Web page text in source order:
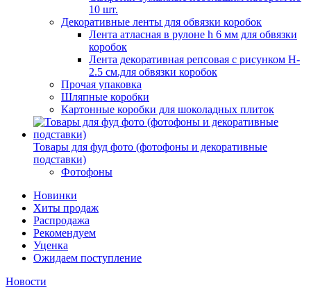
10 шт.
Декоративные ленты для обвязки коробок
Лента атласная в рулоне h 6 мм для обвязки
коробок
Лента декоративная репсовая с рисунком H-
2.5 см.для обвязки коробок
Прочая упаковка
Шляпные коробки
Картонные коробки для шоколадных плиток
Товары для фуд фото (фотофоны и декоративные
подставки)
Фотофоны
Новинки
Хиты продаж
Распродажа
Рекомендуем
Уценка
Ожидаем поступление
Новости